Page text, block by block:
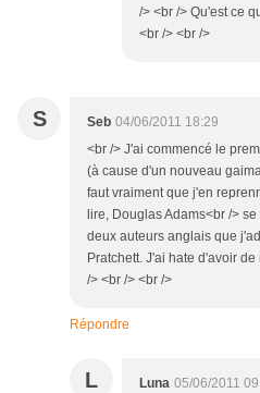
/> <br /> Qu'est ce
<br /> <br />
S Seb 04/06/2011 18:29
<br /> J'ai commencé le
(à cause d'un nouveau
faut vraiment que j'en
lire, Douglas Adams<br />
deux auteurs anglais que
Pratchett. J'ai hate d'avoir
/> <br /> <br />
Répondre
L Luna 05/06/2011